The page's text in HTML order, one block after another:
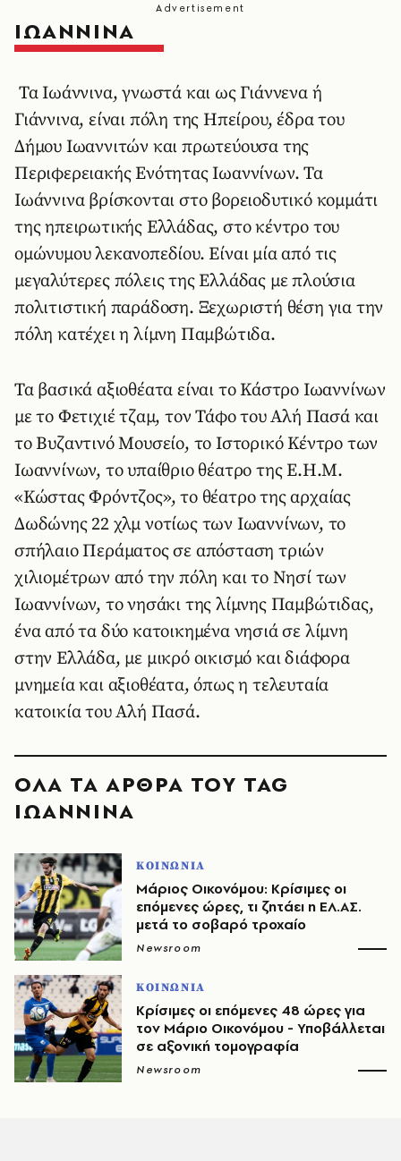
ΙΩΑΝΝΙΝΑ
Τα Ιωάννινα, γνωστά και ως Γιάννενα ή
Γιάννινα, είναι πόλη της Ηπείρου, έδρα του
Δήμου Ιωαννιτών και πρωτεύουσα της
Περιφερειακής Ενότητας Ιωαννίνων. Τα
Ιωάννινα βρίσκονται στο βορειοδυτικό κομμάτι
της ηπειρωτικής Ελλάδας, στο κέντρο του
ομώνυμου λεκανοπεδίου. Είναι μία από τις
μεγαλύτερες πόλεις της Ελλάδας με πλούσια
πολιτιστική παράδοση. Ξεχωριστή θέση για την
πόλη κατέχει η λίμνη Παμβώτιδα.
Τα βασικά αξιοθέατα είναι το Κάστρο Ιωαννίνων
με το Φετιχιέ τζαμ, τον Τάφο του Αλή Πασά και
το Βυζαντινό Μουσείο, το Ιστορικό Κέντρο των
Ιωαννίνων, το υπαίθριο θέατρο της Ε.Η.Μ.
«Κώστας Φρόντζος», το θέατρο της αρχαίας
Δωδώνης 22 χλμ νοτίως των Ιωαννίνων, το
σπήλαιο Περάματος σε απόσταση τριών
χιλιομέτρων από την πόλη και το Νησί των
Ιωαννίνων, το νησάκι της λίμνης Παμβώτιδας,
ένα από τα δύο κατοικημένα νησιά σε λίμνη
στην Ελλάδα, με μικρό οικισμό και διάφορα
μνημεία και αξιοθέατα, όπως η τελευταία
κατοικία του Αλή Πασά.
ΟΛΑ ΤΑ ΑΡΘΡΑ ΤΟΥ TAG
ΙΩΑΝΝΙΝΑ
ΚΟΙΝΩΝΙΑ
Μάριος Οικονόμου: Κρίσιμες οι
επόμενες ώρες, τι ζητάει η ΕΛ.ΑΣ.
μετά το σοβαρό τροχαίο
Newsroom
ΚΟΙΝΩΝΙΑ
Κρίσιμες οι επόμενες 48 ώρες για
τον Μάριο Οικονόμου - Υποβάλλεται
σε αξονική τομογραφία
Newsroom